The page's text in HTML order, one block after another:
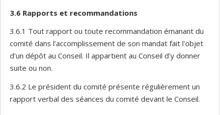
3.6 Rapports et recommandations
3.6.1 Tout rapport ou toute recommandation émanant du
comité dans l’accomplissement de son mandat fait l'objet
d'un dépôt au Conseil. Il appartient au Conseil d'y donner
suite ou non.
3.6.2 Le président du comité présente régulièrement un
rapport verbal des séances du comité devant le Conseil.